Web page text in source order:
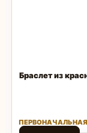
Браслет из